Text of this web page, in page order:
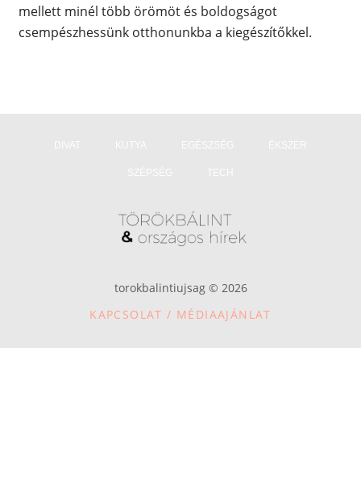
mellett minél több örömöt és boldogságot
csempészhessünk otthonunkba a kiegészítőkkel.
torokbalintiujsag © 2026
KAPCSOLAT / MÉDIAAJÁNLAT